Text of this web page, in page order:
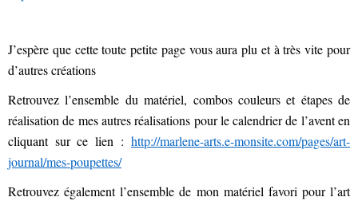
J’espère que cette toute petite page vous aura plu et à très vite pour
d’autres créations
Retrouvez l’ensemble du matériel, combos couleurs et étapes de
réalisation de mes autres réalisations pour le calendrier de l’avent en
cliquant sur ce lien : http://marlene-arts.e-monsite.com/pages/art-
journal/mes-poupettes/
Retrouvez également l’ensemble de mon matériel favori pour l’art